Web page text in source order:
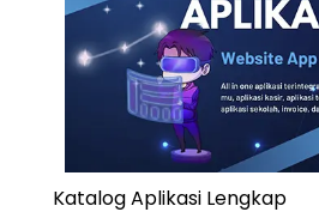
Katalog Aplikasi Lengkap